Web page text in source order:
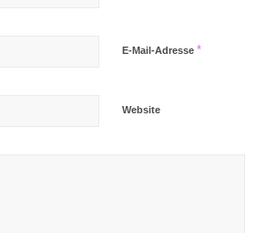
E-Mail-Adresse *
Website